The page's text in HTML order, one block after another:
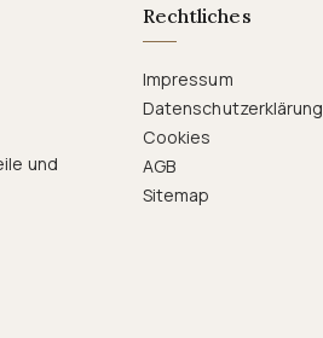
und
Rechtliches
Impressum
Datenschutzerklärung
Cookies
AGB
Sitemap